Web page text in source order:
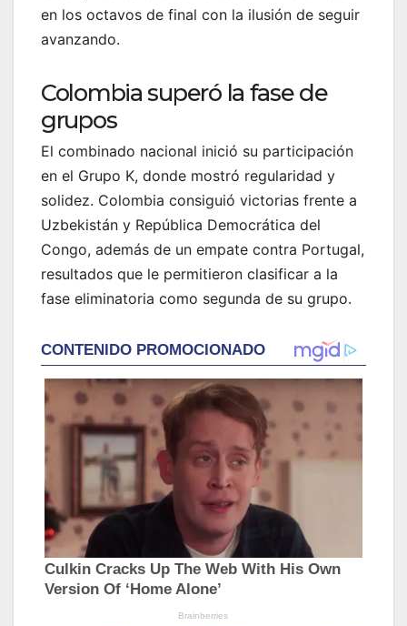
en los octavos de final con la ilusión de seguir
avanzando.
Colombia superó la fase de
grupos
El combinado nacional inició su participación
en el Grupo K, donde mostró regularidad y
solidez. Colombia consiguió victorias frente a
Uzbekistán y República Democrática del
Congo, además de un empate contra Portugal,
resultados que le permitieron clasificar a la
fase eliminatoria como segunda de su grupo.